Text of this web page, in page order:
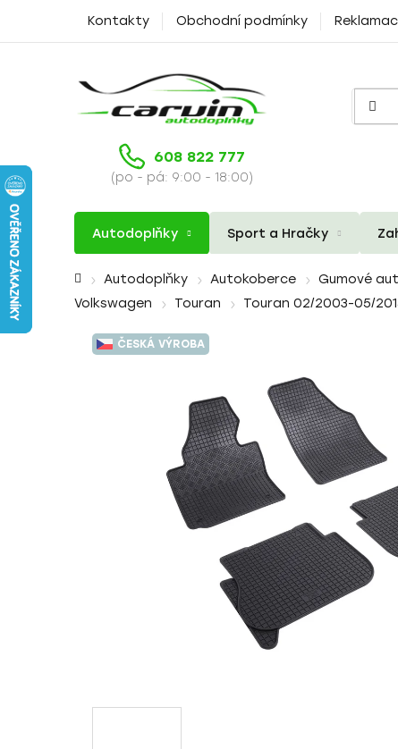
Kontakty Obchodní podmínky
608 822 777
(po - pá: 9:00 - 18:00)
Autodoplňky Sport a Hračky
Domů Autodoplňky Autokoberce Gumové
Volkswagen
Touran Touran 02/2003-05/
ČESKÁ VÝROBA